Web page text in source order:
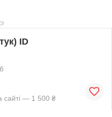
ID
сайті — 1 500 ₴